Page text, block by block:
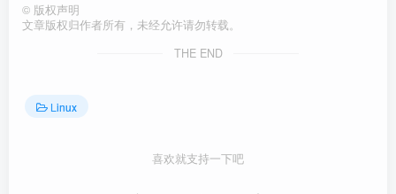
© 版权声明
文章版权归作者所有，未经允许请勿转载。
THE END
Linux
喜欢就支持一下吧